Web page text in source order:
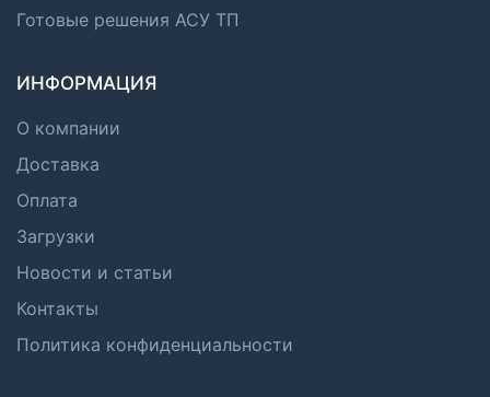
Готовые решения АСУ ТП
ИНФОРМАЦИЯ
О компании
Доставка
Оплата
Загрузки
Новости и статьи
Контакты
Политика конфиденциальности